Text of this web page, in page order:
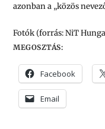
azonban a „közös
Fotók (forrás:NiT
MEGOSZTÁS:
Facebook
Email